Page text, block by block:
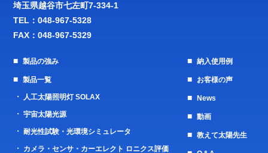
埼玉県越谷市七左町7-334-1
TEL：048-967-5328
FAX：048-967-5329
製品の強み
製品一覧
人工太陽照明灯 SOLAX
宇宙太陽光源
耐光性試験・光環境シミュレータ
カメラ・センサ・カーエレクト ロニクス評価
納入使用例
お客様の声
News
動画
教えて太陽先生